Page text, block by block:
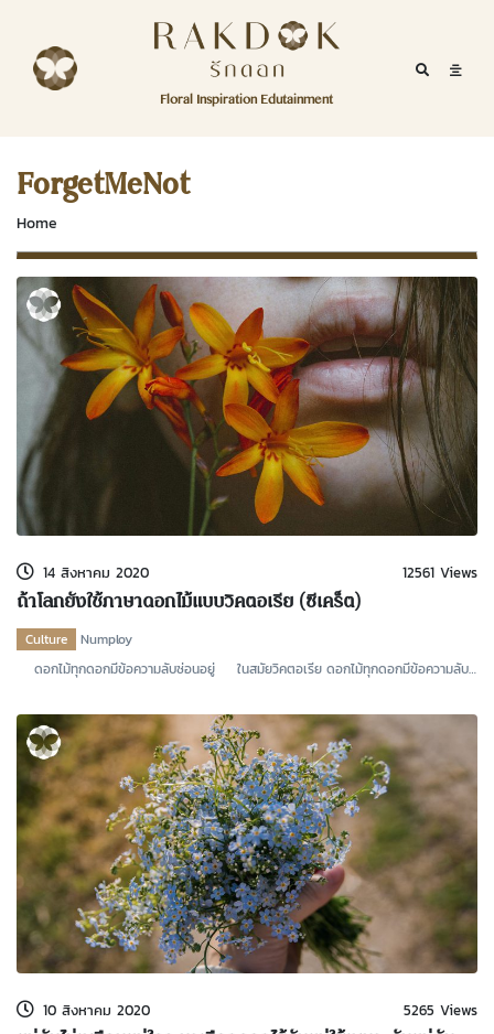
RakDok (รักดอก)
Floral Inspiration Edutainment
Mobile
RakDok
Menu
MAGAZINE
EDUTAINMENT
RAKDOK
MARKET
ABOUT
CONTACT
Channel Facebook
Twitter
Channel Youtube
ForgetMeNot
Home
14 สิงหาคม 2020 12561 Views
ถ้าโลกยังใช้ภาษาดอกไม้แบบวิคตอเรีย (ซีเคร็ต)
Culture
Numploy
ดอกไม้ทุกดอกมีข้อความลับซ่อนอยู่ ในสมัยวิคตอเรีย ดอกไม้ทุกดอกมีข้อความลับ
10 สิงหาคม 2020 5265 Views